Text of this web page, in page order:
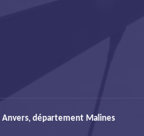
Anvers, département Malines